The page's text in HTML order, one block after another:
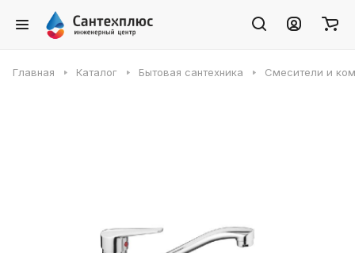
Главная Каталог Бытовая сантехника Смесители и